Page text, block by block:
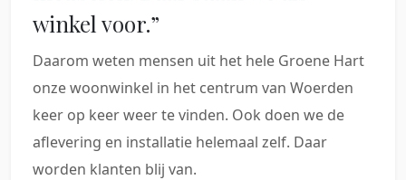
winkel voor.”
Daarom weten mensen uit het hele Groene Hart
onze woonwinkel in het centrum van Woerden
keer op keer weer te vinden. Ook doen we de
aflevering en installatie helemaal zelf. Daar
worden klanten blij van.